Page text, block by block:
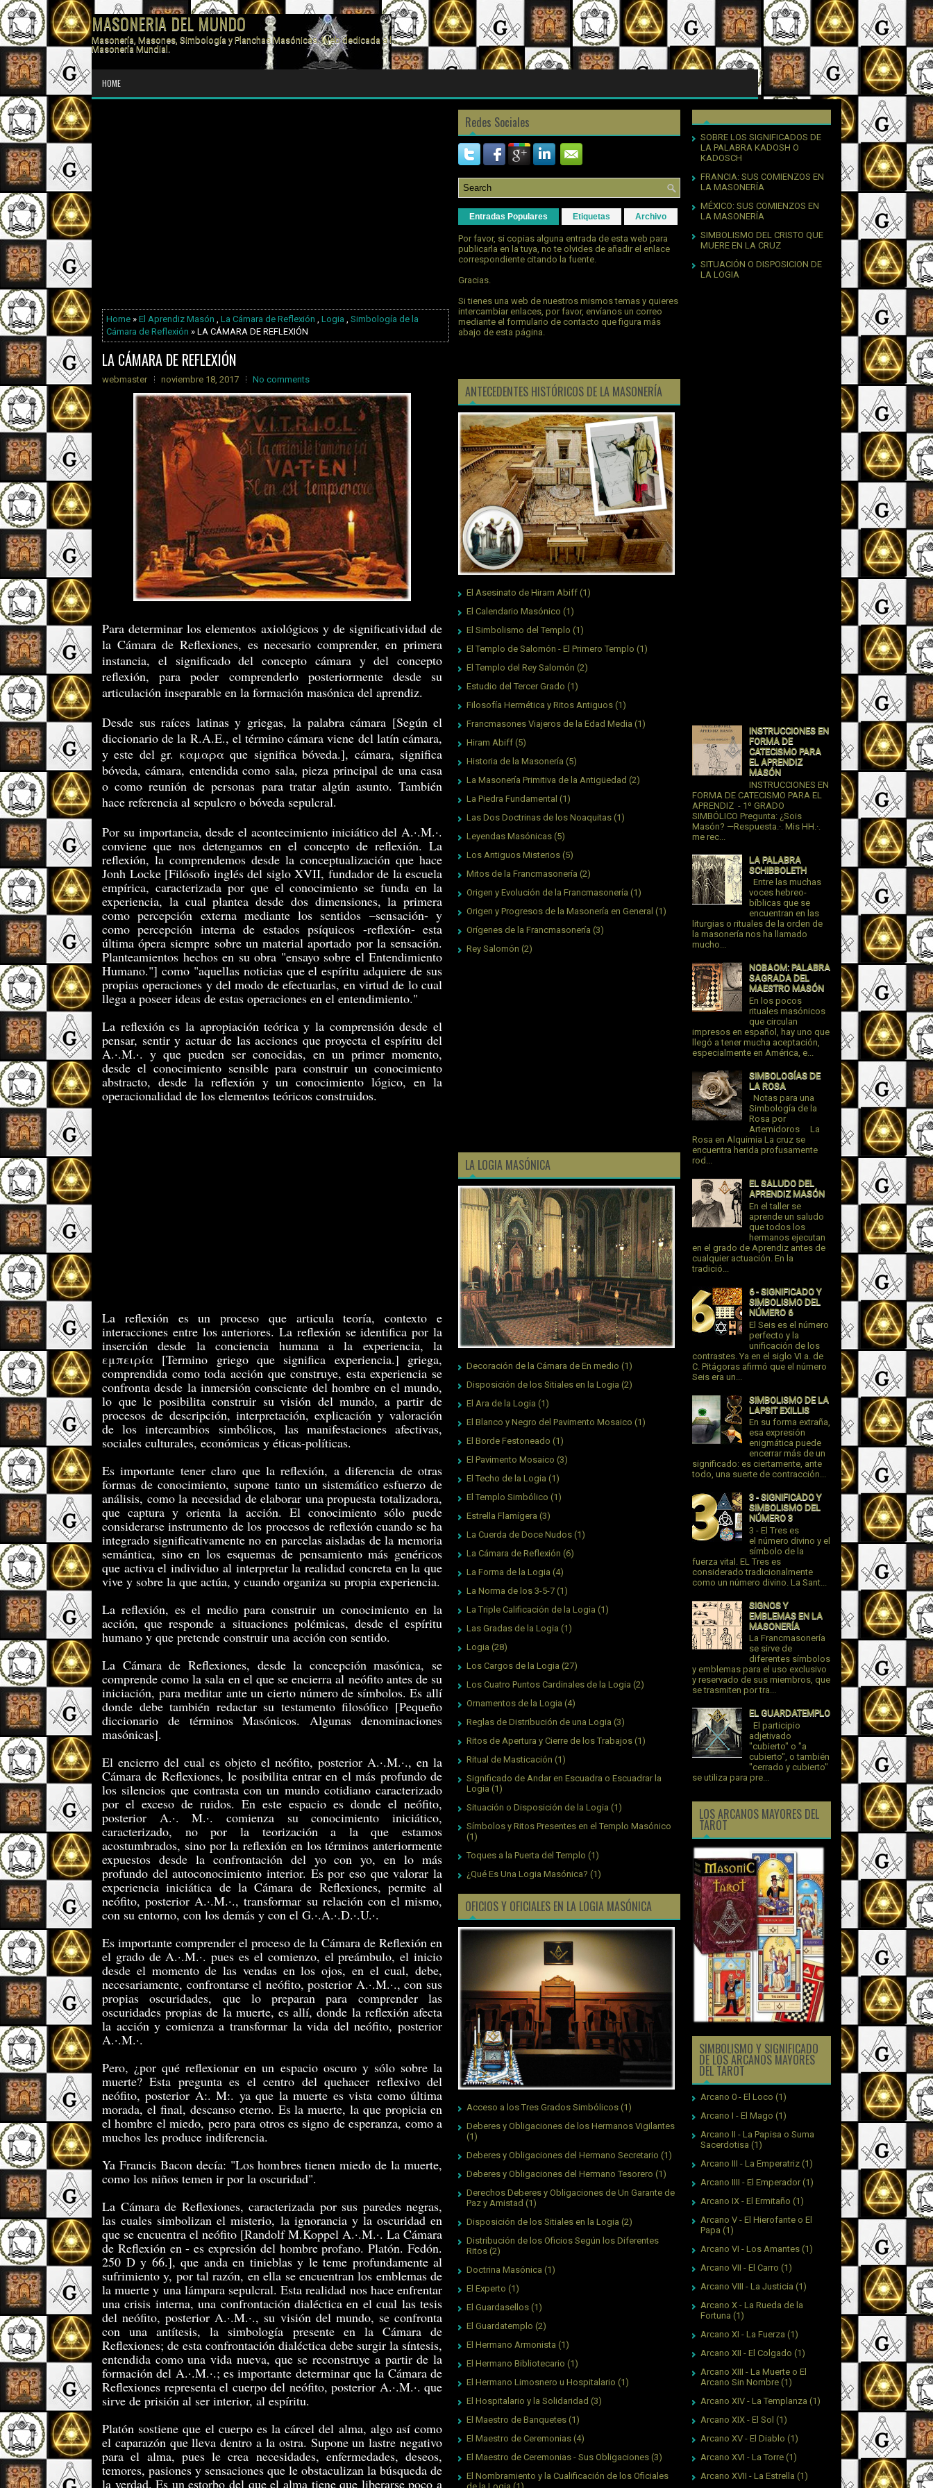
MASONERIA DEL MUNDO
Masonería, Masones, Simbología y Planchas Masónicas. Web dedicada a la
Masonería Mundial.
HOME
Home » El Aprendiz Masón , La Cámara de Reflexión , Logia , Simbología de la
Cámara de Reflexión » LA CÁMARA DE REFLEXIÓN
LA CÁMARA DE REFLEXIÓN
webmaster noviembre 18, 2017 No comments
Para determinar los elementos axiológicos y de significatividad de
la Cámara de Reflexiones, es necesario comprender, en primera
instancia, el significado del concepto cámara y del concepto
reflexión, para poder comprenderlo posteriormente desde su
articulación inseparable en la formación masónica del aprendiz.
Desde sus raíces latinas y griegas, la palabra cámara [Según el
diccionario de la R.A.E., el término cámara viene del latín cámara,
y este del gr. καμαρα que significa bóveda.], cámara, significa
bóveda, cámara, entendida como sala, pieza principal de una casa
o como reunión de personas para tratar algún asunto. También
hace referencia al sepulcro o bóveda sepulcral.
Por su importancia, desde el acontecimiento iniciático del A.·.M.·.
conviene que nos detengamos en el concepto de reflexión. La
reflexión, la comprendemos desde la conceptualización que hace
Jonh Locke [Filósofo inglés del siglo XVII, fundador de la escuela
empírica, caracterizada por que el conocimiento se funda en la
experiencia, la cual plantea desde dos dimensiones, la primera
como percepción externa mediante los sentidos –sensación- y
como percepción interna de estados psíquicos -reflexión- esta
última ópera siempre sobre un material aportado por la sensación.
Planteamientos hechos en su obra "ensayo sobre el Entendimiento
Humano."] como "aquellas noticias que el espíritu adquiere de sus
propias operaciones y del modo de efectuarlas, en virtud de lo cual
llega a poseer ideas de estas operaciones en el entendimiento."
La reflexión es la apropiación teórica y la comprensión desde el
pensar, sentir y actuar de las acciones que proyecta el espíritu del
A.·.M.·. y que pueden ser conocidas, en un primer momento,
desde el conocimiento sensible para construir un conocimiento
abstracto, desde la reflexión y un conocimiento lógico, en la
operacionalidad de los elementos teóricos construidos.
La reflexión es un proceso que articula teoría, contexto e
interacciones entre los anteriores. La reflexión se identifica por la
inserción desde la conciencia humana a la experiencia, la
εμπειρία [Termino griego que significa experiencia.] griega,
comprendida como toda acción que construye, esta experiencia se
confronta desde la inmersión consciente del hombre en el mundo,
lo que le posibilita construir su visión del mundo, a partir de
procesos de descripción, interpretación, explicación y valoración
de los intercambios simbólicos, las manifestaciones afectivas,
sociales culturales, económicas y éticas-políticas.
Es importante tener claro que la reflexión, a diferencia de otras
formas de conocimiento, supone tanto un sistemático esfuerzo de
análisis, como la necesidad de elaborar una propuesta totalizadora,
que captura y orienta la acción. El conocimiento sólo puede
considerarse instrumento de los procesos de reflexión cuando se ha
integrado significativamente no en parcelas aisladas de la memoria
semántica, sino en los esquemas de pensamiento más genéricos
que activa el individuo al interpretar la realidad concreta en la que
vive y sobre la que actúa, y cuando organiza su propia experiencia.
La reflexión, es el medio para construir un conocimiento en la
acción, que responde a situaciones polémicas, desde el espíritu
humano y que pretende construir una acción con sentido.
La Cámara de Reflexiones, desde la concepción masónica, se
comprende como la sala en el que se encierra al neófito antes de su
iniciación, para meditar ante un cierto número de símbolos. Es allí
donde debe también redactar su testamento filosófico [Pequeño
diccionario de términos Masónicos. Algunas denominaciones
masónicas].
El encierro del cual es objeto el neófito, posterior A.·.M.·., en la
Cámara de Reflexiones, le posibilita entrar en el más profundo de
los silencios que contrasta con un mundo cotidiano caracterizado
por el exceso de ruidos. En este espacio es donde el neófito,
posterior A.·. M.·. comienza su conocimiento iniciático,
caracterizado, no por la teorización a la que estamos
acostumbrados, sino por la reflexión en los términos anteriormente
expuestos desde la confrontación del yo con yo, en lo más
profundo del autoconocimiento interior. Es por eso que valorar la
experiencia iniciática de la Cámara de Reflexiones, permite al
neófito, posterior A.·.M.·., transformar su relación con el mismo,
con su entorno, con los demás y con el G.·.A.·.D.·.U.·.
Es importante comprender el proceso de la Cámara de Reflexión en
el grado de A.·.M.·. pues es el comienzo, el preámbulo, el inicio
desde el momento de las vendas en los ojos, en el cual, debe,
necesariamente, confrontarse el neófito, posterior A.·.M.·., con sus
propias oscuridades, que lo preparan para comprender las
oscuridades propias de la muerte, es allí, donde la reflexión afecta
la acción y comienza a transformar la vida del neófito, posterior
A.·.M.·.
Pero, ¿por qué reflexionar en un espacio oscuro y sólo sobre la
muerte? Esta pregunta es el centro del quehacer reflexivo del
neófito, posterior A:. M:. ya que la muerte es vista como última
morada, el final, descanso eterno. Es la muerte, la que propicia en
el hombre el miedo, pero para otros es signo de esperanza, como a
muchos les produce indiferencia.
Ya Francis Bacon decía: "Los hombres tienen miedo de la muerte,
como los niños temen ir por la oscuridad".
La Cámara de Reflexiones, caracterizada por sus paredes negras,
las cuales simbolizan el misterio, la ignorancia y la oscuridad en
que se encuentra el neófito [Randolf M.Koppel A.·.M.·. La Cámara
de Reflexión en - es expresión del hombre profano. Platón. Fedón.
250 D y 66.], que anda en tinieblas y le teme profundamente al
sufrimiento y, por tal razón, en ella se encuentran los emblemas de
la muerte y una lámpara sepulcral. Esta realidad nos hace enfrentar
una crisis interna, una confrontación dialéctica en el cual las tesis
del neófito, posterior A.·.M.·., su visión del mundo, se confronta
con una antítesis, la simbología presente en la Cámara de
Reflexiones; de esta confrontación dialéctica debe surgir la síntesis,
entendida como una vida nueva, que se reconstruye a partir de la
formación del A.·.M.·.; es importante determinar que la Cámara de
Reflexiones representa el cuerpo del neófito, posterior A.·.M.·. que
sirve de prisión al ser interior, al espíritu.
Platón sostiene que el cuerpo es la cárcel del alma, algo así como
el caparazón que lleva dentro a la ostra. Supone un lastre negativo
para el alma, pues le crea necesidades, enfermedades, deseos,
temores, pasiones y sensaciones que le obstaculizan la búsqueda de
la verdad. Es un estorbo del que el alma tiene que liberarse poco a
Redes Sociales
Entradas Populares Etiquetas Archivo
Por favor, si copias alguna entrada de esta web para
publicarla en la tuya, no te olvides de añadir el enlace
correspondiente citando la fuente.
Gracias.
Si tienes una web de nuestros mismos temas y quieres
intercambiar enlaces, por favor, envíanos un correo
mediante el formulario de contacto que figura más
abajo de esta página.
ANTECEDENTES HISTÓRICOS DE LA MASONERÍA
El Asesinato de Hiram Abiff (1)
El Calendario Masónico (1)
El Simbolismo del Templo (1)
El Templo de Salomón - El Primero Templo (1)
El Templo del Rey Salomón (2)
Estudio del Tercer Grado (1)
Filosofía Hermética y Ritos Antiguos (1)
Francmasones Viajeros de la Edad Media (1)
Hiram Abiff (5)
Historia de la Masonería (5)
La Masonería Primitiva de la Antigüedad (2)
La Piedra Fundamental (1)
Las Dos Doctrinas de los Noaquitas (1)
Leyendas Masónicas (5)
Los Antiguos Misterios (5)
Mitos de la Francmasonería (2)
Origen y Evolución de la Francmasonería (1)
Origen y Progresos de la Masonería en General (1)
Orígenes de la Francmasonería (3)
Rey Salomón (2)
LA LOGIA MASÓNICA
Decoración de la Cámara de En medio (1)
Disposición de los Sitiales en la Logia (2)
El Ara de la Logia (1)
El Blanco y Negro del Pavimento Mosaico (1)
El Borde Festoneado (1)
El Pavimento Mosaico (3)
El Techo de la Logia (1)
El Templo Simbólico (1)
Estrella Flamígera (3)
La Cuerda de Doce Nudos (1)
La Cámara de Reflexión (6)
La Forma de la Logia (4)
La Norma de los 3-5-7 (1)
La Triple Calificación de la Logia (1)
Las Gradas de la Logia (1)
Logia (28)
Los Cargos de la Logia (27)
Los Cuatro Puntos Cardinales de la Logia (2)
Ornamentos de la Logia (4)
Reglas de Distribución de una Logia (3)
Ritos de Apertura y Cierre de los Trabajos (1)
Ritual de Masticación (1)
Significado de Andar en Escuadra o Escuadrar la
Logia (1)
Situación o Disposición de la Logia (1)
Símbolos y Ritos Presentes en el Templo Masónico
(1)
Toques a la Puerta del Templo (1)
¿Qué Es Una Logia Masónica? (1)
OFICIOS Y OFICIALES EN LA LOGIA MASÓNICA
Acceso a los Tres Grados Simbólicos (1)
Deberes y Obligaciones de los Hermanos Vigilantes
(1)
Deberes y Obligaciones del Hermano Secretario (1)
Deberes y Obligaciones del Hermano Tesorero (1)
Derechos Deberes y Obligaciones de Un Garante de
Paz y Amistad (1)
Disposición de los Sitiales en la Logia (2)
Distribución de los Oficios Según los Diferentes
Ritos (2)
Doctrina Masónica (1)
El Experto (1)
El Guardasellos (1)
El Guardatemplo (2)
El Hermano Armonista (1)
El Hermano Bibliotecario (1)
El Hermano Limosnero u Hospitalario (1)
El Hospitalario y la Solidaridad (3)
El Maestro de Banquetes (1)
El Maestro de Ceremonias (4)
El Maestro de Ceremonias - Sus Obligaciones (3)
El Nombramiento y la Cualificación de los Oficiales
SOBRE LOS SIGNIFICADOS DE
LA PALABRA KADOSH O
KADOSCH
FRANCIA: SUS COMIENZOS EN
LA MASONERÍA
MÉXICO: SUS COMIENZOS EN
LA MASONERÍA
SIMBOLISMO DEL CRISTO QUE
MUERE EN LA CRUZ
SITUACIÓN O DISPOSICION DE
LA LOGIA
INSTRUCCIONES EN
FORMA DE
CATECISMO PARA
EL APRENDIZ
MASÓN
INSTRUCCIONES EN
FORMA DE CATECISMO PARA EL
APRENDIZ - 1º GRADO
SIMBÓLICO Pregunta: ¿Sois
Masón? —Respuesta.·. Mis HH.·.
me rec...
LA PALABRA
SCHIBBOLETH
Entre las muchas
voces hebreo-
bíblicas que se
encuentran en las
liturgias o rituales de la orden de
la masonería nos ha llamado
mucho...
NOBAOM: PALABRA
SAGRADA DEL
MAESTRO MASÓN
En los pocos
rituales masónicos
que circulan
impresos en español, hay uno que
llegó a tener mucha aceptación,
especialmente en América, e...
SIMBOLOGÍAS DE
LA ROSA
Notas para una
Simbología de la
Rosa por
Artemidoros La
Rosa en Alquimia La cruz se
encuentra herida profusamente
rod...
EL SALUDO DEL
APRENDIZ MASÓN
En el taller se
aprende un saludo
que todos los
hermanos ejecutan
en el grado de Aprendiz antes de
cualquier actuación. En la
tradició...
6 - SIGNIFICADO Y
SIMBOLISMO DEL
NÚMERO 6
El Seis es el número
perfecto y la
unificación de los
contrastes. Ya en el siglo VI a. de
C. Pitágoras afirmó que el número
Seis era un...
SIMBOLISMO DE LA
LAPSIT EXILLIS
En su forma extraña,
esa expresión
enigmática puede
encerrar más de un
significado: es ciertamente, ante
todo, una suerte de contracción...
3 - SIGNIFICADO Y
SIMBOLISMO DEL
NÚMERO 3
3 - El Tres es
el número divino y el
símbolo de la
fuerza vital. EL Tres es
considerado tradicionalmente
como un número divino. La Sant...
SIGNOS Y
EMBLEMAS EN LA
MASONERÍA
La Francmasonería
se sirve de
diferentes símbolos
y emblemas para el uso exclusivo
y reservado de sus miembros, que
se trasmiten por tra...
EL GUARDATEMPLO
El participio
adjetivado
"cubierto" o "a
cubierto", o también
"cerrado y cubierto"
se utiliza para pre...
LOS ARCANOS MAYORES DEL
TAROT
SIMBOLISMO Y SIGNIFICADO
DE LOS ARCANOS MAYORES
DEL TAROT
Arcano 0 - El Loco (1)
Arcano I - El Mago (1)
Arcano II - La Papisa o Suma
Sacerdotisa (1)
Arcano III - La Emperatriz (1)
Arcano IIII - El Emperador (1)
Arcano IX - El Ermitaño (1)
Arcano V - El Hierofante o El
Papa (1)
Arcano VI - Los Amantes (1)
Arcano VII - El Carro (1)
Arcano VIII - La Justicia (1)
Arcano X - La Rueda de la
Fortuna (1)
Arcano XI - La Fuerza (1)
Arcano XII - El Colgado (1)
Arcano XIII - La Muerte o El
Arcano Sin Nombre (1)
Arcano XIV - La Templanza (1)
Arcano XIX - El Sol (1)
Arcano XV - El Diablo (1)
Arcano XVI - La Torre (1)
Arcano XVII - La Estrella (1)